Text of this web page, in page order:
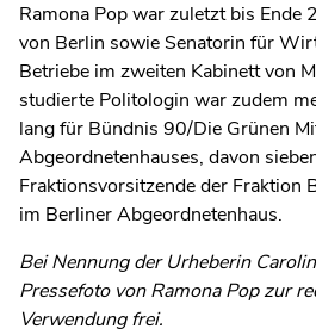
Ramona Pop war zuletzt bis
von Berlin sowie Senatorin für
Betriebe im zweiten Kabinett von
studierte Politologin war zudem
lang für Bündnis 90/Die Grünen
Abgeordnetenhauses, davon
Fraktionsvorsitzende der Fraktion
im Berliner Abgeordnetenhaus.
Bei Nennung der Urheberin
Pressefoto von Ramona Pop zur
Verwendung frei.